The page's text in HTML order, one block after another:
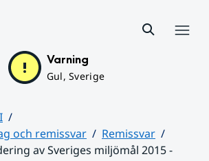
Varning
Gul, Sverige
och remissvar
Remissvar
av Sveriges miljömål 2015 -